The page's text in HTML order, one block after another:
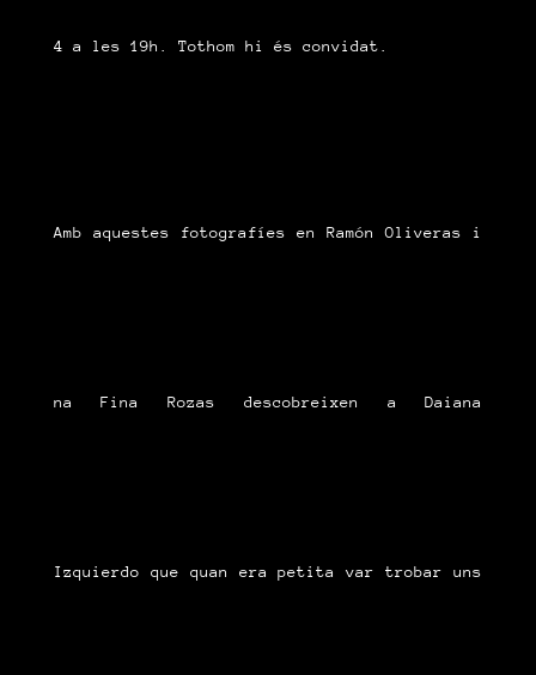
4 a les 19h. Tothom hi és convidat.
Amb aquestes fotografíes en Ramón Oliveras i
na Fina Rozas descobreixen a Daiana
Izquierdo que quan era petita var trobar uns